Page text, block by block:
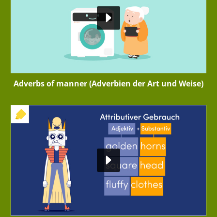
Adverbs of manner (Adverbien der Art und Weise)